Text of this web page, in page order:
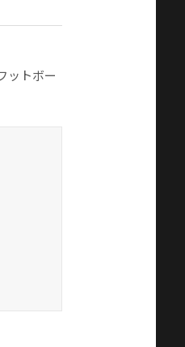
ットボー